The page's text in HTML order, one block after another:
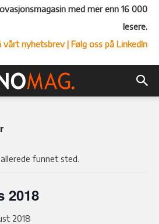
med mer enn 16 000
lesere.
vårt nyhetsbrev| Følg oss på LinkedIn
funnet sted.
2018
2018